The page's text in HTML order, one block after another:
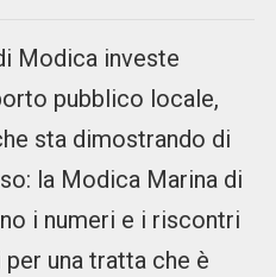
Modica investe
pubblico locale,
sta dimostrando di
la Modica Marina di
i numeri e i riscontri
una tratta che è